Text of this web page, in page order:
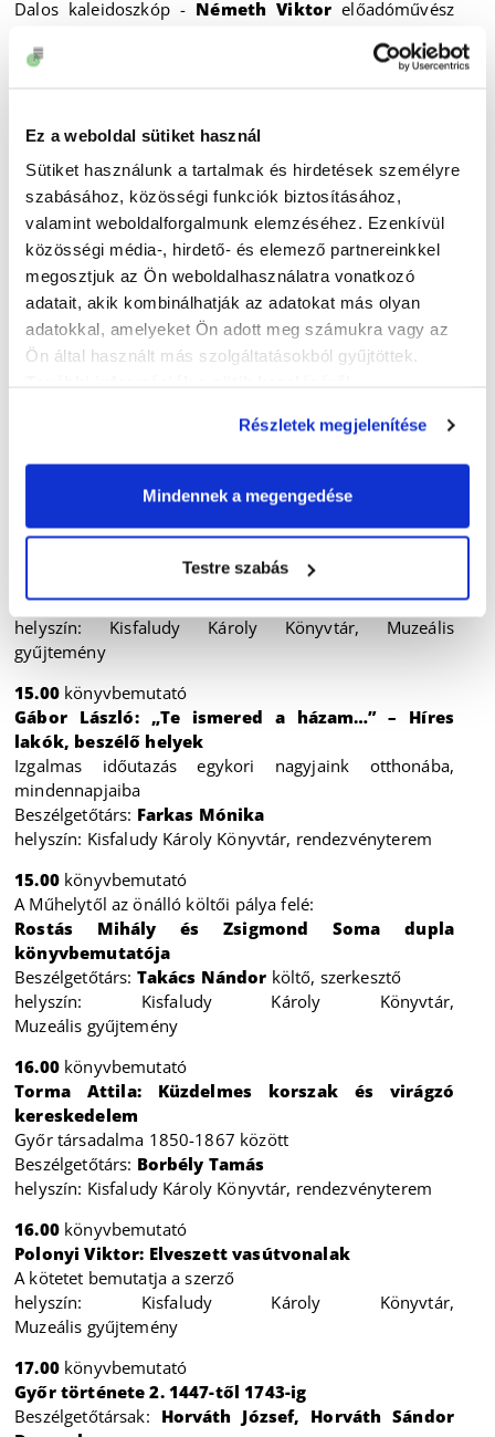
Ez a weboldal sütiket használ
Sütiket használunk a tartalmak és hirdetések személyre
szabásához, közösségi funkciók biztosításához,
valamint weboldalforgalmunk elemzéséhez. Ezenkívül
közösségi média-, hirdető- és elemező partnereinkkel
megosztjuk az Ön weboldalhasználatra vonatkozó
adatait, akik kombinálhatják az adatokat más olyan
adatokkal, amelyeket Ön adott meg számukra vagy az
Ön által használt más szolgáltatásokból gyűjtöttek.
Részletek megjelenítése
Mindennek a megengedése
Testre szabás
Dalos kaleidoszkóp - Németh Viktor előadóművész
10.00-18.00 GYEREKSAROK
Kézműves foglalkozások a Gyermekkönyvtár
szervezésében (Baross G. út – Kazinczy utca sarok)
10.00 Rosta Géza énekes-gitáros gyerekműsora
11.00 Vásári bábcirkusz– a Ládafia Bábszínház
előadásában
* * *
14.00könyvbemutató
Rita Baker: Út a belső valóságig – Árnyékszelídítő
Szórakoztató önismereti regény
újságíró
helyszín: Kisfaludy Károly Könyvtár, rendezvényterem
könyvbemutató
Oláh András Pál: A győri Magyar Waggon- és
amerikai stratégiai légitámadás
Beszélgetőtárs:Bagi Zoltán Péter
helyszín: Kisfaludy Károly Könyvtár, Muzeális
gyűjtemény
15.00 könyvbemutató
Gábor László: „Te ismered a házam…” – Híres
lakók, beszélő helyek
Izgalmas időutazás egykori nagyjaink otthonába,
mindennapjaiba
Beszélgetőtárs: Farkas Mónika
helyszín: Kisfaludy Károly Könyvtár, rendezvényterem
15.00könyvbemutató
A Műhelytől az önálló költői pálya felé:
Rostás Mihály és Zsigmond Soma dupla
könyvbemutatója
Beszélgetőtárs: Takács Nándor költő, szerkesztő
helyszín: Kisfaludy Károly Könyvtár,
Muzeális gyűjtemény
16.00könyvbemutató
Torma Attila: Küzdelmes korszak és virágzó
kereskedelem
Győr társadalma 1850-1867 között
Beszélgetőtárs: Borbély Tamás
helyszín: Kisfaludy Károly Könyvtár, rendezvényterem
16.00könyvbemutató
Polonyi Viktor: Elveszett vasútvonalak
A kötetet bemutatja a szerző
helyszín: Kisfaludy Károly Könyvtár,
Muzeális gyűjtemény
17.00könyvbemutató
Győr története 2. 1447-től 1743-ig
Beszélgetőtársak: Horváth József, Horváth Sándor